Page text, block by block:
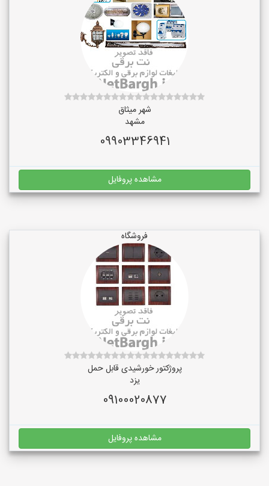
شهر میثاق
مشهد
09903346941
مشاهده پروفایل
فروشگاه
پروژکتور خورشیدی قابل حمل
یزد
09100020877
مشاهده پروفایل